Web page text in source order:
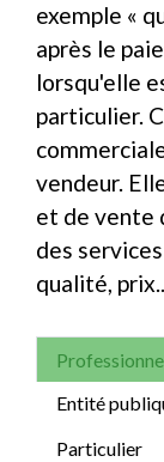
exemple «
après le
lorsqu'elle
particulier.
vendeur.
et de vente
des
qualité,
Entité
Particulier